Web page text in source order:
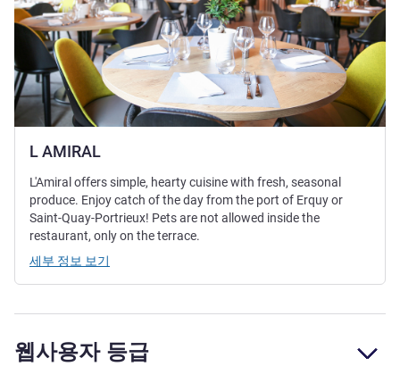
L AMIRAL
L'Amiral offers simple, hearty cuisine with fresh, seasonal
produce. Enjoy catch of the day from the port of Erquy or
Saint-Quay-Portrieux! Pets are not allowed inside the
restaurant, only on the terrace.
세부 정보 보기
웹사용자 등급